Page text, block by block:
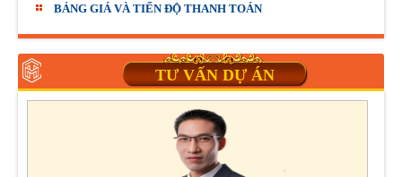
BẢNG GIÁ VÀ TIẾN ĐỘ THANH TOÁN
TƯ VẤN DỰ ÁN